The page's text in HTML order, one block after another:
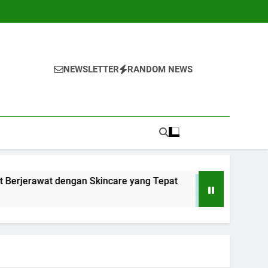
NEWSLETTER RANDOM NEWS
Skincare yang Tepat
1 Tahun Ago